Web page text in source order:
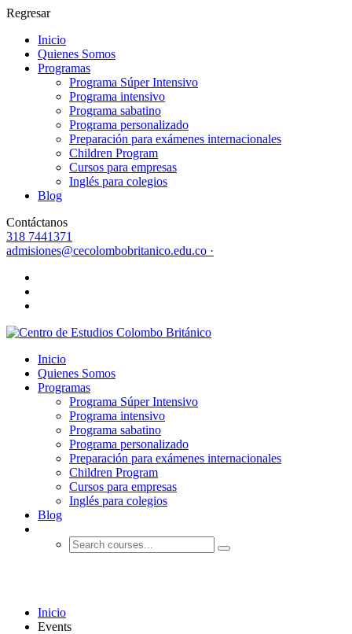
Regresar
Inicio
Quienes Somos
Programas
Programa Súper Intensivo
Programa intensivo
Programa sabatino
Programa personalizado
Preparación para exámenes internacionales
Children Program
Cursos para empresas
Inglés para colegios
Blog
Contáctanos
318 7441371
admisiones@cecolombobritanico.edu.co ·
Inicio
Quienes Somos
Programas
Programa Súper Intensivo
Programa intensivo
Programa sabatino
Programa personalizado
Preparación para exámenes internacionales
Children Program
Cursos para empresas
Inglés para colegios
Blog
Inicio
Events